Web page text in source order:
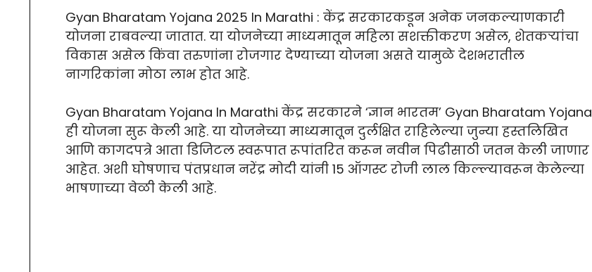
Gyan Bharatam Yojana 2025 In Marathi : केंद्र सरकारकडून अनेक जनकल्याणकारी
योजना राबवल्या जातात. या योजनेच्या माध्यमातून महिला सशक्तीकरण असेल, शेतकऱ्यांचा
विकास असेल किंवा तरुणांना रोजगार देण्याच्या योजना असते यामुळे देशभरातील
नागरिकांना मोठा लाभ होत आहे.
Gyan Bharatam Yojana In Marathi केंद्र सरकारने ‘ज्ञान भारतम’ Gyan Bharatam Yojana
ही योजना सुरू केली आहे. या योजनेच्या माध्यमातून दुर्लक्षित राहिलेल्या जुन्या हस्तलिखित
आणि कागदपत्रे आता डिजिटल स्वरूपात रूपांतरित करून नवीन पिढीसाठी जतन केली जाणार
आहेत. अशी घोषणाच पंतप्रधान नरेंद्र मोदी यांनी 15 ऑगस्ट रोजी लाल किल्ल्यावरून केलेल्या
भाषणाच्या वेळी केली आहे.